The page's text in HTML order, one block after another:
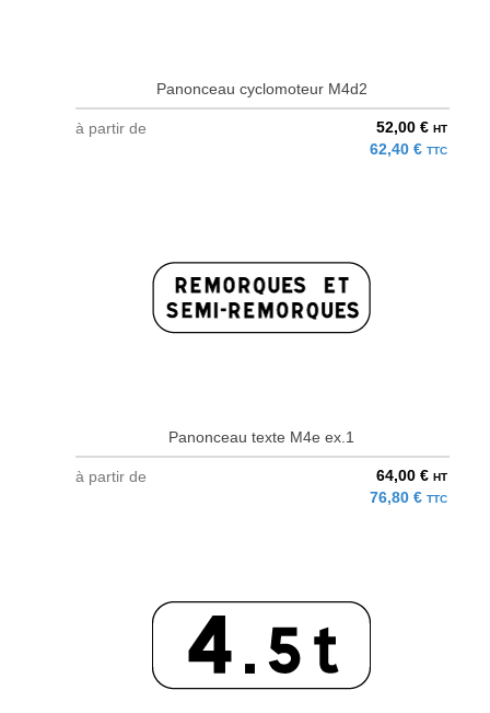
Panonceau cyclomoteur M4d2
à partir de 52,00 € HT
62,40 € TTC
Panonceau texte M4e ex.1
à partir de 64,00 € HT
76,80 € TTC